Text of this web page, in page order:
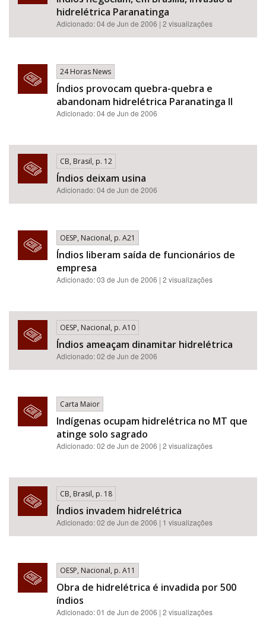
hidrelétrica Paranatinga
Adicionado: 04 de Jun de 2006 | 2 visualizações
24 Horas News
Índios provocam quebra-quebra e
abandonam hidrelétrica Paranatinga II
Adicionado: 04 de Jun de 2006
CB, Brasil, p. 12
Índios deixam usina
Adicionado: 04 de Jun de 2006
OESP, Nacional, p. A21
Índios liberam saída de funcionários de
empresa
Adicionado: 03 de Jun de 2006 | 2 visualizações
OESP, Nacional, p. A10
Índios ameaçam dinamitar hidrelétrica
Adicionado: 02 de Jun de 2006
Carta Maior
Indígenas ocupam hidrelétrica no MT que
atinge solo sagrado
Adicionado: 02 de Jun de 2006 | 2 visualizações
CB, Brasil, p. 18
Índios invadem hidrelétrica
Adicionado: 02 de Jun de 2006 | 1 visualizações
OESP, Nacional, p. A11
Obra de hidrelétrica é invadida por 500
índios
Adicionado: 01 de Jun de 2006 | 2 visualizações